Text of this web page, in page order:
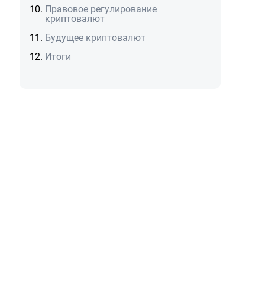
Правовое регулирование
криптовалют
Будущее криптовалют
Итоги